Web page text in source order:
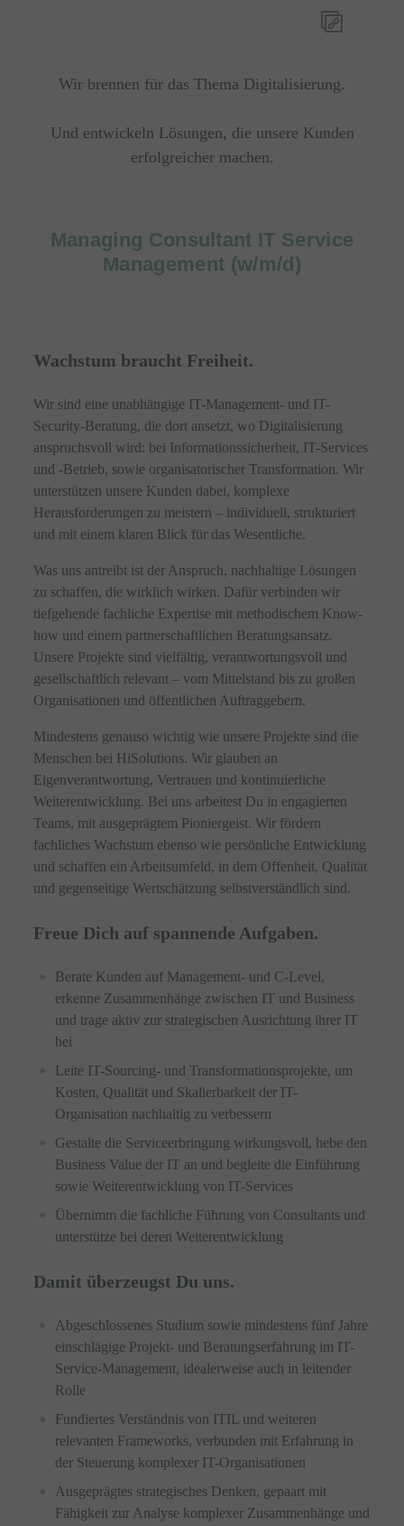
Wir brennen für das Thema Digitalisierung.
Und entwickeln Lösungen, die unsere Kunden
erfolgreicher machen.
Managing Consultant IT Service
Management (w/m/d)
Wachstum braucht Freiheit.
Wir sind eine unabhängige IT-Management- und IT-
Security-Beratung, die dort ansetzt, wo Digitalisierung
anspruchsvoll wird: bei Informationssicherheit, IT-Services
und -Betrieb, sowie organisatorischer Transformation. Wir
unterstützen unsere Kunden dabei, komplexe
Herausforderungen zu meistern – individuell, strukturiert
und mit einem klaren Blick für das Wesentliche.
Was uns antreibt ist der Anspruch, nachhaltige Lösungen
zu schaffen, die wirklich wirken. Dafür verbinden wir
tiefgehende fachliche Expertise mit methodischem Know-
how und einem partnerschaftlichen Beratungsansatz.
Unsere Projekte sind vielfältig, verantwortungsvoll und
gesellschaftlich relevant – vom Mittelstand bis zu großen
Organisationen und öffentlichen Auftraggebern.
Mindestens genauso wichtig wie unsere Projekte sind die
Menschen bei HiSolutions. Wir glauben an
Eigenverantwortung, Vertrauen und kontinuierliche
Weiterentwicklung. Bei uns arbeitest Du in engagierten
Teams, mit ausgeprägtem Pioniergeist. Wir fördern
fachliches Wachstum ebenso wie persönliche Entwicklung
und schaffen ein Arbeitsumfeld, in dem Offenheit, Qualität
und gegenseitige Wertschätzung selbstverständlich sind.
Freue Dich auf spannende Aufgaben.
Berate Kunden auf Management- und C-Level,
erkenne Zusammenhänge zwischen IT und Business
und trage aktiv zur strategischen Ausrichtung ihrer IT
bei
Leite IT-Sourcing- und Transformationsprojekte, um
Kosten, Qualität und Skalierbarkeit der IT-
Organisation nachhaltig zu verbessern
Gestalte die Serviceerbringung wirkungsvoll, hebe den
Business Value der IT an und begleite die Einführung
sowie Weiterentwicklung von IT-Services
Übernimm die fachliche Führung von Consultants und
unterstütze bei deren Weiterentwicklung
Damit überzeugst Du uns.
Abgeschlossenes Studium sowie mindestens fünf Jahre
einschlägige Projekt- und Beratungserfahrung im IT-
Service-Management, idealerweise auch in leitender
Rolle
Fundiertes Verständnis von ITIL und weiteren
relevanten Frameworks, verbunden mit Erfahrung in
der Steuerung komplexer IT-Organisationen
Ausgeprägtes strategisches Denken, gepaart mit
Fähigkeit zur Analyse komplexer Zusammenhänge und